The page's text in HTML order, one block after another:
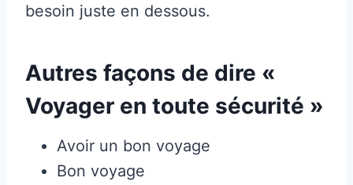
besoin juste en dessous.
Autres façons de dire «
Voyager en toute sécurité »
Avoir un bon voyage
Bon voyage